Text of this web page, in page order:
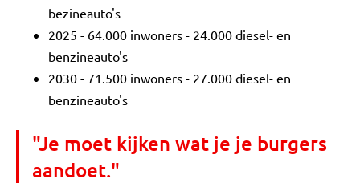
bezineauto's
2025 - 64.000 inwoners - 24.000 diesel- en
benzineauto's
2030 - 71.500 inwoners - 27.000 diesel- en
benzineauto's
"Je moet kijken wat je je burgers
aandoet."